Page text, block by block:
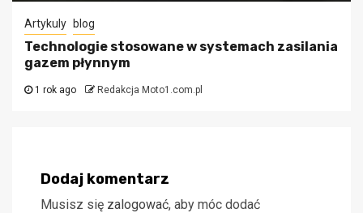
Artykuly blog
Technologie stosowane w systemach zasilania
gazem płynnym
1 rok ago Redakcja Moto1.com.pl
Dodaj komentarz
Musisz się zalogować, aby móc dodać